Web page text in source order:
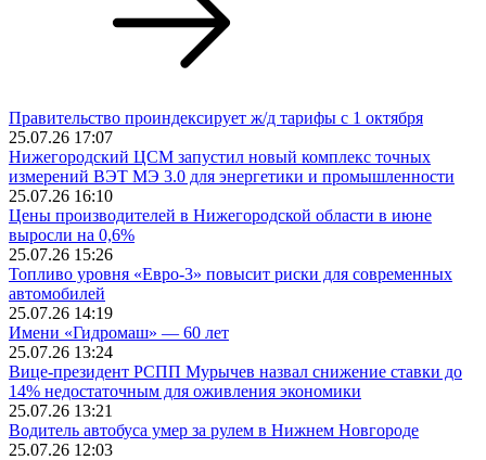
Правительство проиндексирует ж/д тарифы с 1 октября
25.07.26 17:07
Нижегородский ЦСМ запустил новый комплекс точных
измерений ВЭТ МЭ 3.0 для энергетики и промышленности
25.07.26 16:10
Цены производителей в Нижегородской области в июне
выросли на 0,6%
25.07.26 15:26
Топливо уровня «Евро-3» повысит риски для современных
автомобилей
25.07.26 14:19
Имени «Гидромаш» — 60 лет
25.07.26 13:24
Вице-президент РСПП Мурычев назвал снижение ставки до
14% недостаточным для оживления экономики
25.07.26 13:21
Водитель автобуса умер за рулем в Нижнем Новгороде
25.07.26 12:03